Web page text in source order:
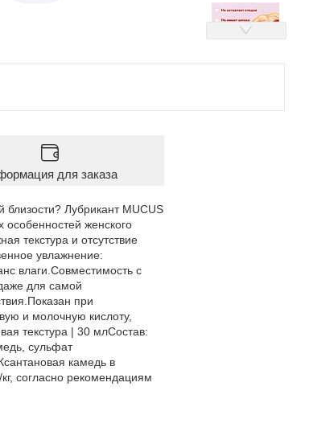
для заказа
Лубрикант MUCUS
женского
текстура и отсутствие
увлажнение:
влаги.Совместимость с
для самой
при
и молочную кислоту,
текстура | 30 млСостав:
сульфат
камедь в
согласно рекомендациям